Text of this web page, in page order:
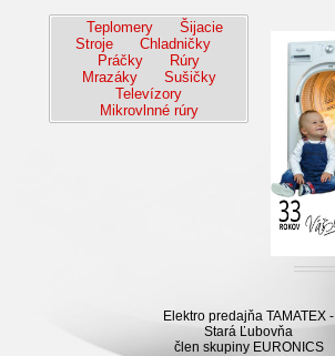
Teplomery
Šijacie
Stroje
Chladničky
Práčky
Rúry
Mrazáky
Sušičky
Televízory
Mikrovlnné rúry
Elektro predajňa TAMATEX -
Stará Ľubovňa
člen skupiny EURONICS